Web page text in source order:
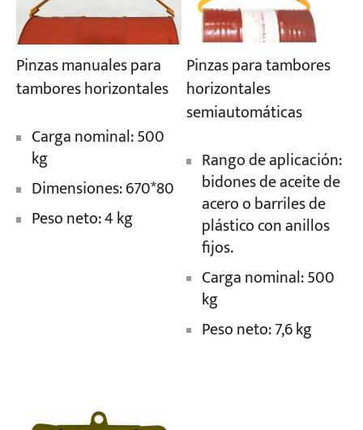
Pinzas manuales para
tambores horizontales
Carga nominal: 500
kg
Dimensiones: 670*80
Peso neto: 4 kg
Pinzas para tambores
horizontales
semiautomáticas
Rango de aplicación:
bidones de aceite de
acero o barriles de
plástico con anillos
fijos.
Carga nominal: 500
kg
Peso neto: 7,6 kg